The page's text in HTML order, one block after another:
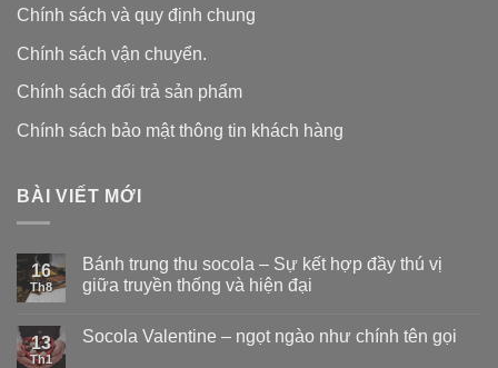
Chính sách và quy định chung
Chính sách vận chuyển.
Chính sách đổi trả sản phẩm
Chính sách bảo mật thông tin khách hàng
BÀI VIẾT MỚI
16
Th8
Bánh trung thu socola – Sự kết hợp đầy thú vị
giữa truyền thống và hiện đại
13
Th1
Socola Valentine – ngọt ngào như chính tên gọi